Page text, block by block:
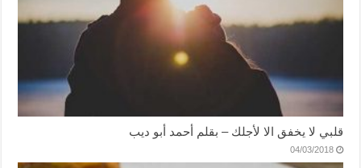
قلبي لا يخفق الا لأجلك – بقلم أحمد أبو ديب
04/03/2018